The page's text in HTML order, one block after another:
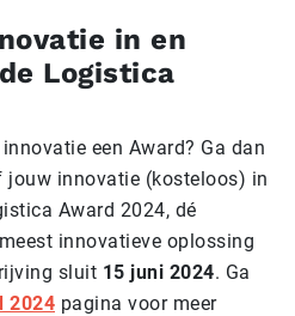
in en
Logistica
een Award? Ga dan
innovatie (kosteloos) in
Award 2024, dé
innovatieve oplossing
sluit 15 juni 2024. Ga
2024 pagina voor meer